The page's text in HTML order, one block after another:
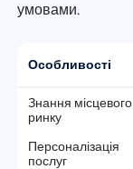
умовами.
Особливості
Знання місцевого
ринку
Персоналізація
послуг